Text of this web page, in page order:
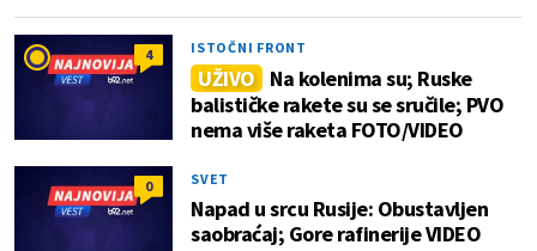
4 ISTOČNI FRONT
UŽIVO Na kolenima su; Ruske
balističke rakete su se sručile; PVO
nema više raketa FOTO/VIDEO
0 SVET
Napad u srcu Rusije: Obustavljen
saobraćaj; Gore rafinerije VIDEO